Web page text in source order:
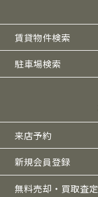
賃貸物件検索
駐車場検索
来店予約
新規会員登録
無料売却・買取査定